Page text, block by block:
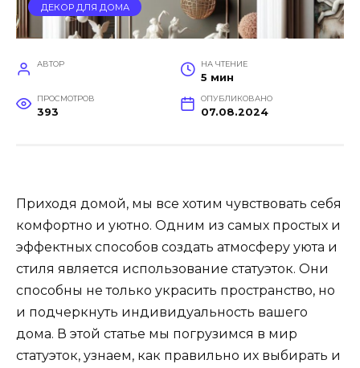
ДЕКОР ДЛЯ ДОМА
АВТОР НА ЧТЕНИЕ
5 мин
ПРОСМОТРОВ
393
ОПУБЛИКОВАНО
07.08.2024
Приходя домой, мы все хотим чувствовать себя
комфортно и уютно. Одним из самых простых и
эффектных способов создать атмосферу уюта и
стиля является использование статуэток. Они
способны не только украсить пространство, но
и подчеркнуть индивидуальность вашего
дома. В этой статье мы погрузимся в мир
статуэток, узнаем, как правильно их выбирать и